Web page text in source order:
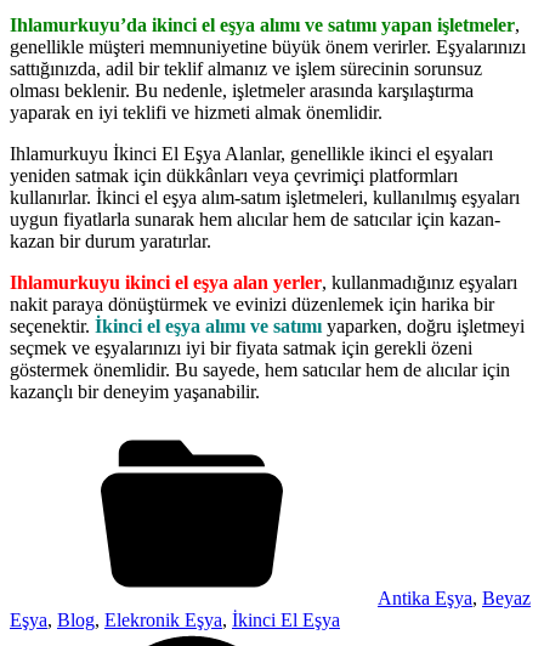
Ihlamurkuyu’da ikinci el eşya alımı ve satımı yapan işletmeler,
genellikle müşteri memnuniyetine büyük önem verirler. Eşyalarınızı
sattığınızda, adil bir teklif almanız ve işlem sürecinin sorunsuz
olması beklenir. Bu nedenle, işletmeler arasında karşılaştırma
yaparak en iyi teklifi ve hizmeti almak önemlidir.
Ihlamurkuyu İkinci El Eşya Alanlar, genellikle ikinci el eşyaları
yeniden satmak için dükkânları veya çevrimiçi platformları
kullanırlar. İkinci el eşya alım-satım işletmeleri, kullanılmış eşyaları
uygun fiyatlarla sunarak hem alıcılar hem de satıcılar için kazan-
kazan bir durum yaratırlar.
Ihlamurkuyu ikinci el eşya alan yerler, kullanmadığınız eşyaları
nakit paraya dönüştürmek ve evinizi düzenlemek için harika bir
seçenektir. İkinci el eşya alımı ve satımı yaparken, doğru işletmeyi
seçmek ve eşyalarınızı iyi bir fiyata satmak için gerekli özeni
göstermek önemlidir. Bu sayede, hem satıcılar hem de alıcılar için
kazançlı bir deneyim yaşanabilir.
Antika Eşya, Beyaz
Eşya, Blog, Elekronik Eşya, İkinci El Eşya